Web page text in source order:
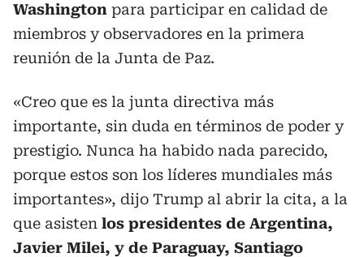
Washington para participar en calidad de
miembros y observadores en la primera
reunión de la Junta de Paz.
«Creo que es la junta directiva más
importante, sin duda en términos de poder y
prestigio. Nunca ha habido nada parecido,
porque estos son los líderes mundiales más
importantes», dijo Trump al abrir la cita, a la
que asisten los presidentes de Argentina,
Javier Milei, y de Paraguay, Santiago